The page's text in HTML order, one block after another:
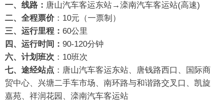
一、线路： 唐山汽车客运东站→滦南汽车客运站(高速)
二、全程票价：10元（一票制）
三、运行里程： 60公里
四、运行时间： 90-120分钟
六、计划班次 ：10班次
七、途经站点 ：唐山汽车客运东站、唐钱路西口、国际商
贸中心、兴塘二手车市场、南环路与和谐路交叉口、凯旋
嘉苑、祥润花园、滦南汽车客运站